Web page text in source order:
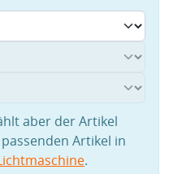
aber der Artikel
Artikel in
.